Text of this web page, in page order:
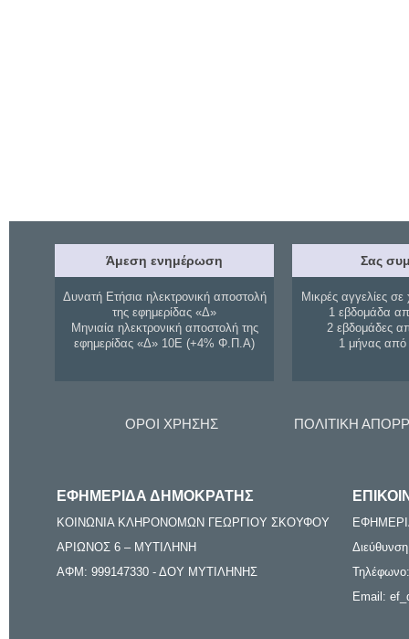
Άμεση ενημέρωση
Δυνατή Ετήσια ηλεκτρονική αποστολή
της εφημερίδας «Δ»
Μηνιαία ηλεκτρονική αποστολή της
εφημερίδας «Δ» 10Ε (+4% Φ.Π.Α)
Σας
Μικρές αγγελίες σε
1 εβδομάδα
2 εβδομάδες
1 μήνας
ΟΡΟΙ ΧΡΗΣΗΣ ΠΟΛΙΤΙΚΗ
ΕΦΗΜΕΡΙΔΑ ΔΗΜΟΚΡΑΤΗΣ
ΚΟΙΝΩΝΙΑ ΚΛΗΡΟΝΟΜΩΝ ΓΕΩΡΓΙΟΥ ΣΚΟΥΦΟΥ
ΑΡΙΩΝΟΣ 6 – ΜΥΤΙΛΗΝΗ
ΑΦΜ: 999147330 - ΔΟΥ ΜΥΤΙΛΗΝΗΣ
Email: